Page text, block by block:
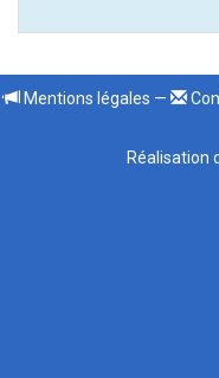
Mentions légales —
Réalisation